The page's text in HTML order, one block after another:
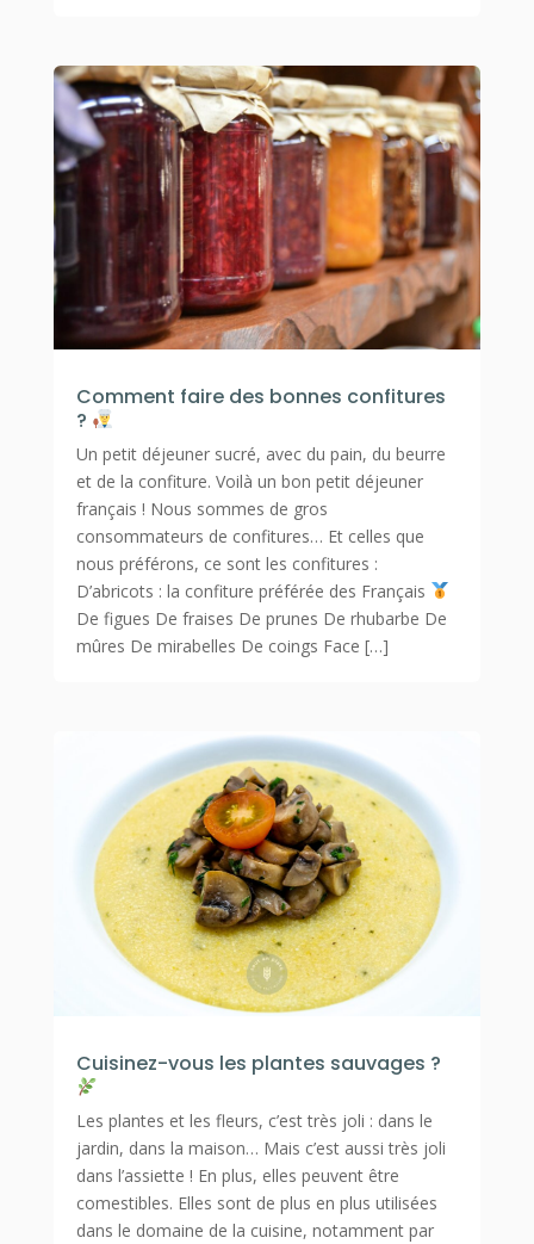
Comment faire des bonnes confitures
?
Un petit déjeuner sucré, avec du pain, du beurre
et de la confiture. Voilà un bon petit déjeuner
français ! Nous sommes de gros
consommateurs de confitures… Et celles que
nous préférons, ce sont les confitures :
D’abricots : la confiture préférée des Français
De figues De fraises De prunes De rhubarbe De
mûres De mirabelles De coings Face […]
Cuisinez-vous les plantes sauvages ?
Les plantes et les fleurs, c’est très joli : dans le
jardin, dans la maison… Mais c’est aussi très joli
dans l’assiette ! En plus, elles peuvent être
comestibles. Elles sont de plus en plus utilisées
dans le domaine de la cuisine, notamment par